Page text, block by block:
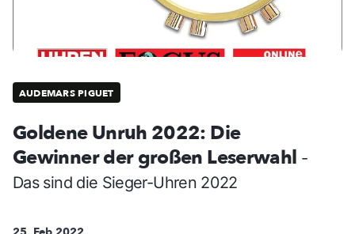
AUDEMARS PIGUET
Goldene Unruh 2022: Die
Gewinner der großen Leserwahl -
Das sind die Sieger-Uhren 2022